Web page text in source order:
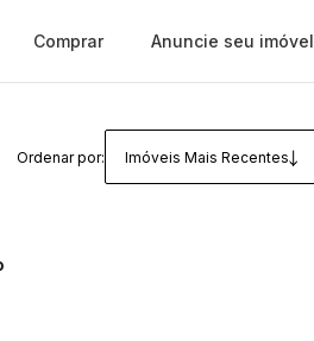
Comprar Anuncie seu imóvel
Ordenar por: Imóveis Mais Recentes